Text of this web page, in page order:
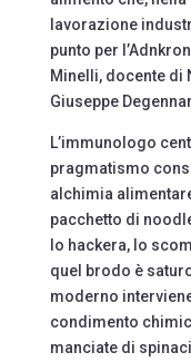
lavorazione
punto per
Minelli, docente di
Giuseppe
L’immunologo
pragmatismo
alchimia
pacchetto di
lo hackera, lo
quel brodo è
moderno
condimento
manciate di